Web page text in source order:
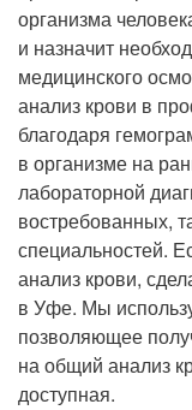
организма
и назначит
медицинского
анализ крови в
благодаря
в организме на
лабораторной
востребованных,
специальностей.
анализ крови,
в Уфе. Мы
позволяющее
на общий анализ
доступная.